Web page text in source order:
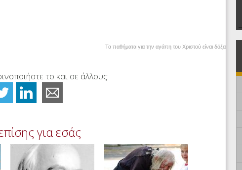
Τα παθήματα για την αγάπη του Χριστού είναι δόξα
το και σε άλλους:
για εσάς